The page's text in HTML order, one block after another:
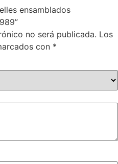
ensamblados
no será publicada. Los
con *